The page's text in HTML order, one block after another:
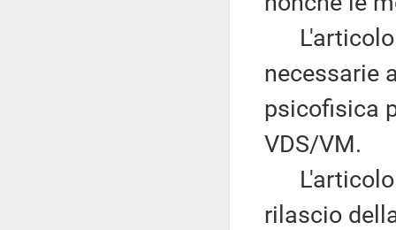
L'articolo
necessarie
psicofisica
VDS/VM.
L'articolo
rilascio